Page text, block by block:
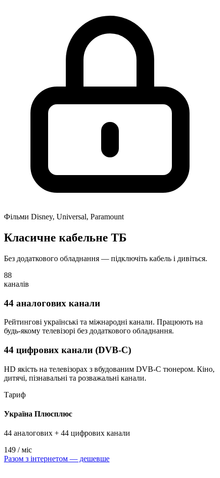
Фільми Disney, Universal, Paramount
Класичне кабельне ТБ
Без додаткового обладнання — підключіть кабель і дивіться.
88
каналів
44 аналогових канали
Рейтингові українські та міжнародні канали. Працюють на
будь-якому телевізорі без додаткового обладнання.
44 цифрових канали (DVB-C)
HD якість на телевізорах з вбудованим DVB-C тюнером. Кіно,
дитячі, пізнавальні та розважальні канали.
Тариф
Україна Плюсплюс
44 аналогових + 44 цифрових канали
149 / міс
Разом з інтернетом — дешевше